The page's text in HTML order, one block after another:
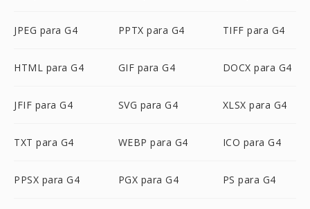
JPEG para G4 PPTX para G4 TIFF para G4
HTML para G4 GIF para G4 DOCX para G4
JFIF para G4 SVG para G4 XLSX para G4
TXT para G4 WEBP para G4 ICO para G4
PPSX para G4 PGX para G4 PS para G4